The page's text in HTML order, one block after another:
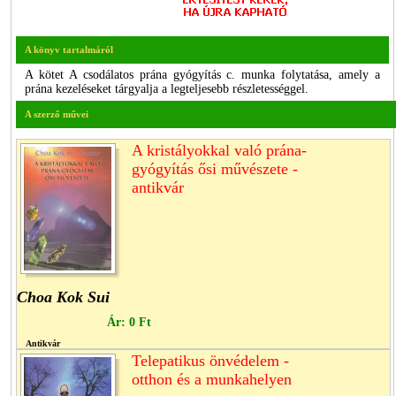
A könyv tartalmáról
A kötet A csodálatos prána gyógyítás c. munka folytatása, amely a
prána kezeléseket tárgyalja a legteljesebb részletességgel.
A szerző művei
A kristályokkal való prána-
gyógyítás ősi művészete -
antikvár
Choa Kok Sui
Ár: 0 Ft
Antikvár
Telepatikus önvédelem -
otthon és a munkahelyen